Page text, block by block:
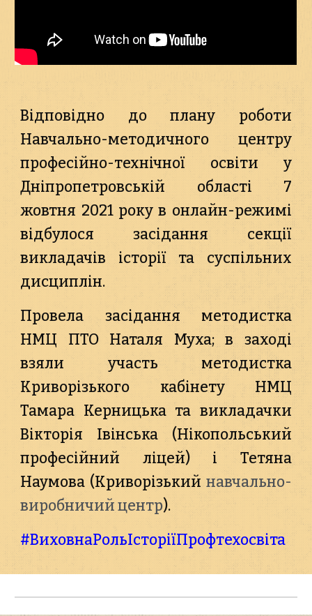
Відповідно до плану роботи
Навчально-методичного центру
професійно-технічної освіти у
Дніпропетровській області 7
жовтня 2021 року в онлайн-режимі
відбулося засідання секції
викладачів історії та суспільних
дисциплін.
Провела засідання методистка
НМЦ ПТО Наталя Муха; в заході
взяли участь методистка
Криворізького кабінету НМЦ
Тамара Керницька та викладачки
Вікторія Івінська (Нікопольський
професійний ліцей) і Тетяна
Наумова (Криворізькийнавчально-
виробничий центр).
#ВиховнаРольІсторіїПрофтехосвіта